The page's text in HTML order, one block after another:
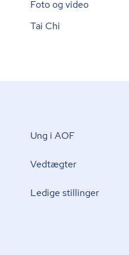
Foto og video
Tai Chi
Ung i AOF
Vedtægter
Ledige stillinger